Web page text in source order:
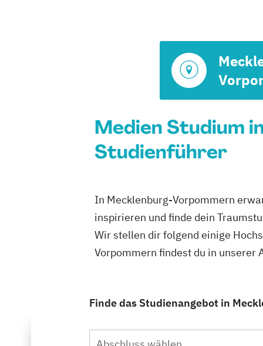
Medien Studium
Studienführer
In Mecklenburg-Vorpommern
inspirieren und finde dein
Wir stellen dir folgend einige
Vorpommern findest du in unserer
Finde das Studienangebot in